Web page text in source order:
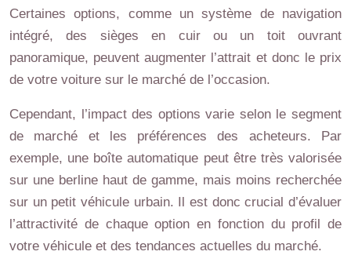
Certaines options, comme un système de navigation
intégré, des sièges en cuir ou un toit ouvrant
panoramique, peuvent augmenter l’attrait et donc le prix
de votre voiture sur le marché de l’occasion.
Cependant, l’impact des options varie selon le segment
de marché et les préférences des acheteurs. Par
exemple, une boîte automatique peut être très valorisée
sur une berline haut de gamme, mais moins recherchée
sur un petit véhicule urbain. Il est donc crucial d’évaluer
l’attractivité de chaque option en fonction du profil de
votre véhicule et des tendances actuelles du marché.